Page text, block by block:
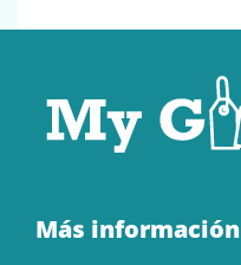
Más información